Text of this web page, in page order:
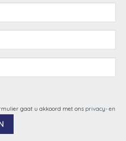
gaat u akkoord met ons privacy- en